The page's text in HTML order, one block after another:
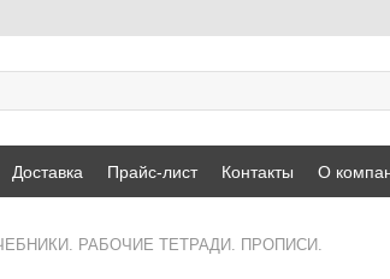
Доставка Прайс-лист Контакты О
РАБОЧИЕ ТЕТРАДИ. ПРОПИСИ.